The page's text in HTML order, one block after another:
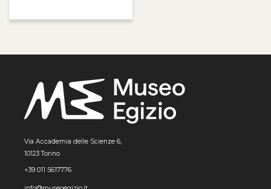
Via Accademia delle Scienze 6,
10123 Torino
+39 011 5617776